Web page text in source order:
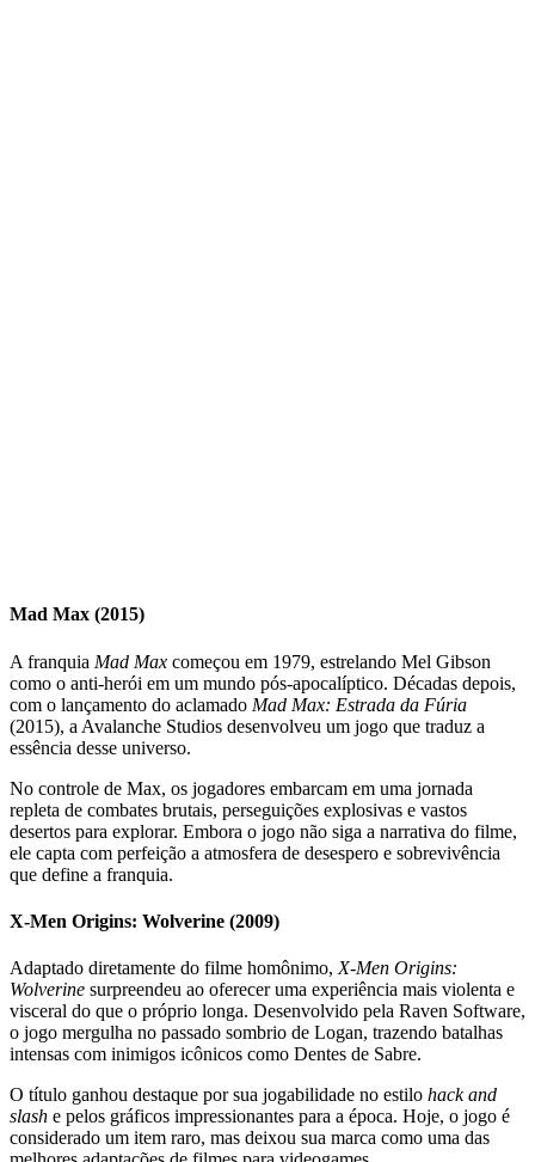
Mad Max (2015)
A franquia Mad Max começou em 1979, estrelando Mel Gibson
como o anti-herói em um mundo pós-apocalíptico. Décadas depois,
com o lançamento do aclamado Mad Max: Estrada da Fúria
(2015), a Avalanche Studios desenvolveu um jogo que traduz a
essência desse universo.
No controle de Max, os jogadores embarcam em uma jornada
repleta de combates brutais, perseguições explosivas e vastos
desertos para explorar. Embora o jogo não siga a narrativa do filme,
ele capta com perfeição a atmosfera de desespero e sobrevivência
que define a franquia.
X-Men Origins: Wolverine (2009)
Adaptado diretamente do filme homônimo, X-Men Origins:
Wolverine surpreendeu ao oferecer uma experiência mais violenta e
visceral do que o próprio longa. Desenvolvido pela Raven Software,
o jogo mergulha no passado sombrio de Logan, trazendo batalhas
intensas com inimigos icônicos como Dentes de Sabre.
O título ganhou destaque por sua jogabilidade no estilo hack and
slash e pelos gráficos impressionantes para a época. Hoje, o jogo é
considerado um item raro, mas deixou sua marca como uma das